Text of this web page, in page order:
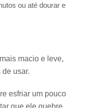
ou até dourar e
macio e leve,
usar.
esfriar um pouco
que ele quebre.